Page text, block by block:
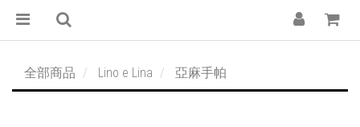
全部商品 Lino e Lina 亞麻手帕